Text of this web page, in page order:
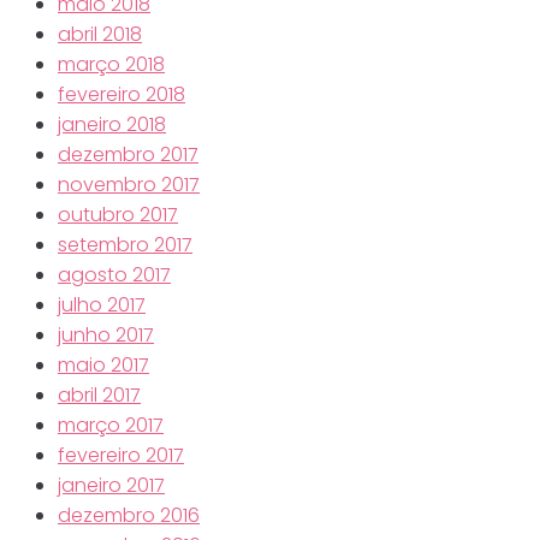
abril 2018
março 2018
fevereiro 2018
janeiro 2018
dezembro 2017
novembro 2017
outubro 2017
setembro 2017
agosto 2017
julho 2017
junho 2017
maio 2017
abril 2017
março 2017
fevereiro 2017
janeiro 2017
dezembro 2016